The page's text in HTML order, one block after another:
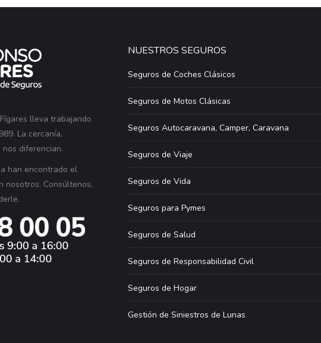
lleva trabajando
La cercanía,
diferencian.
han encontrado el
nosotros. Consúltenos,
NUESTROS SEGUROS
Seguros de Coches Clásicos
Seguros de Motos Clásicas
Seguros Autocaravana, Camper, Caravana
Seguros de Viaje
Seguros de Vida
Seguros para Pymes
Seguros de Salud
Seguros de Responsabilidad Civil
Seguros de Hogar
Gestión de Siniestros de Lunas